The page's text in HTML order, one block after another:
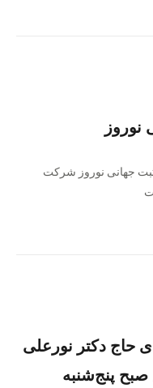
ثبت جهانی نوروز شرکت
حاج دکتر نورعلی
پنج‌شنبه